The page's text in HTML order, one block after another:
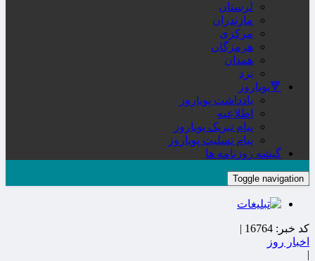
لرستان
مازندران
مرکزی
هرمزگان
همدان
یزد
🔻پویاروز
یادداشت پویاروز
اطلاعیه
پیام تبریک پویاروز
پیام تسلیت پویاروز
گیشه روزنامه ها
Toggle navigation
کد خبر: 16764 |
اخبار روز
|